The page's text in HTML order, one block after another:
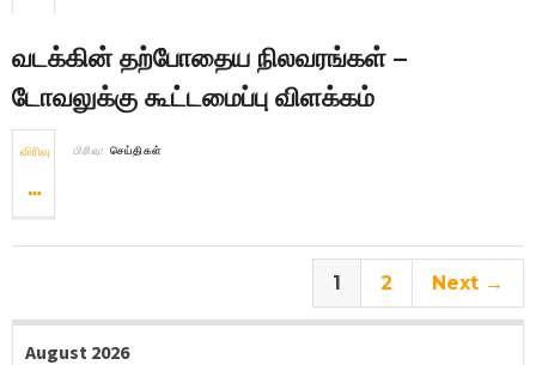
வடக்கின் தற்போதைய நிலவரங்கள் –
டோவலுக்கு கூட்டமைப்பு விளக்கம்
விரிவு பிரிவு: செய்திகள்
1 2 Next →
August 2026